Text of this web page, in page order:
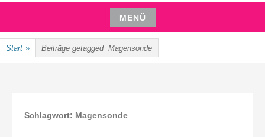
MENÜ
Zum
Inhalt
Start » Beiträge getagged Magensonde
Schlagwort: Magensonde